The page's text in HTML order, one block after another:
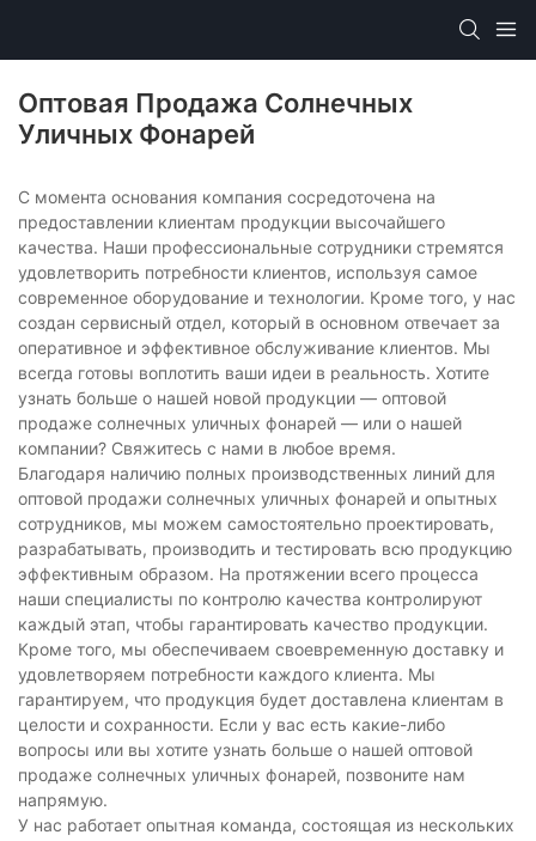
Оптовая Продажа Солнечных
Уличных Фонарей
С момента основания компания сосредоточена на
предоставлении клиентам продукции высочайшего
качества. Наши профессиональные сотрудники стремятся
удовлетворить потребности клиентов, используя самое
современное оборудование и технологии. Кроме того, у нас
создан сервисный отдел, который в основном отвечает за
оперативное и эффективное обслуживание клиентов. Мы
всегда готовы воплотить ваши идеи в реальность. Хотите
узнать больше о нашей новой продукции — оптовой
продаже солнечных уличных фонарей — или о нашей
компании? Свяжитесь с нами в любое время.
Благодаря наличию полных производственных линий для
оптовой продажи солнечных уличных фонарей и опытных
сотрудников, мы можем самостоятельно проектировать,
разрабатывать, производить и тестировать всю продукцию
эффективным образом. На протяжении всего процесса
наши специалисты по контролю качества контролируют
каждый этап, чтобы гарантировать качество продукции.
Кроме того, мы обеспечиваем своевременную доставку и
удовлетворяем потребности каждого клиента. Мы
гарантируем, что продукция будет доставлена ​​клиентам в
целости и сохранности. Если у вас есть какие-либо
вопросы или вы хотите узнать больше о нашей оптовой
продаже солнечных уличных фонарей, позвоните нам
напрямую.
У нас работает опытная команда, состоящая из нескольких